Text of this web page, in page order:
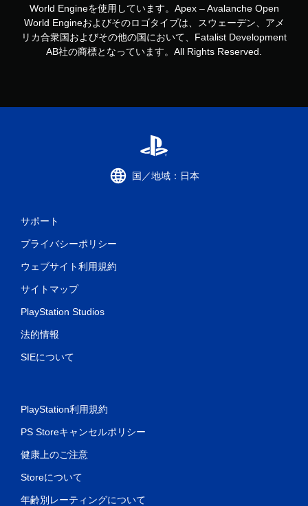
World Engineを使用しています。Apex – Avalanche Open
World Engineおよびそのロゴタイプは、スウェーデン、アメ
リカ合衆国およびその他の国において、Fatalist Development
AB社の商標となっています。All Rights Reserved.
国／地域：日本
サポート
プライバシーポリシー
ウェブサイト利用規約
サイトマップ
PlayStation Studios
法的情報
SIEについて
PlayStation利用規約
PS Storeキャンセルポリシー
健康上のご注意
Storeについて
年齢別レーティングについて